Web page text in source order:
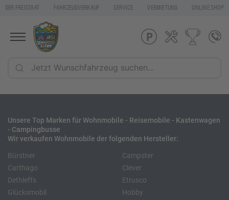
DER FREISTAAT FAHRZEUGVERKAUF SERVICE VERMIETUNG ONLINE SHOP
Unsere Top Marken für Wohnmobile - Reisemobile - Kastenwagen
- Campingbusse
Wir verkaufen Wohnmobile der folgenden Hersteller:
Bürstner
Carthago
Dethleffs
Glücksmobil
Campster
Clever
Etrusco
Hobby